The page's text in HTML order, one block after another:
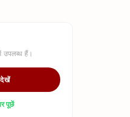
उपलब्ध हैं।
पूछें